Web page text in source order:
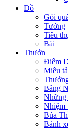
Đồ
Gói quà
Tướng
Tiêu
Bài
Thưởn
Điểm
Miêu tả
Bảng
Những
Nhiệm
Búa
Bánh